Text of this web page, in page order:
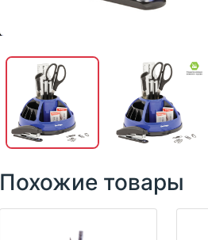
Похожие товары